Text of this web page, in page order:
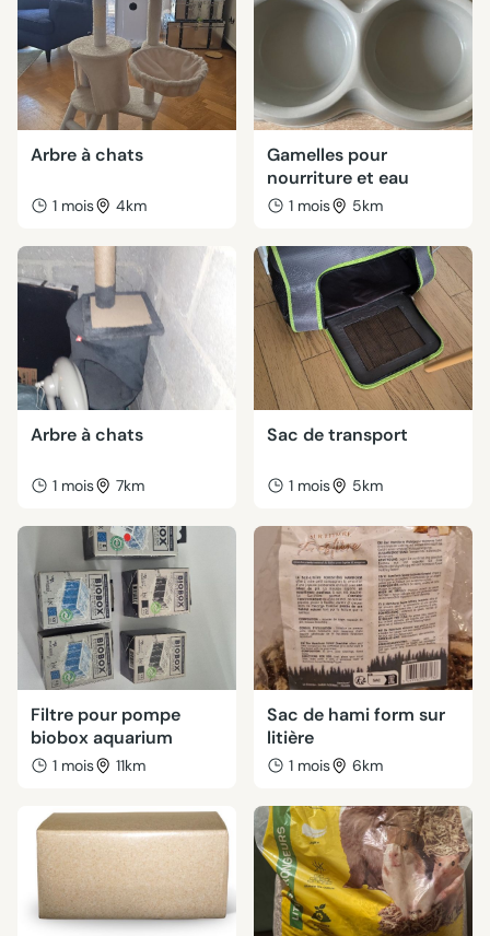
Arbre à chats
1 mois 4km
Gamelles pour
nourriture et eau
1 mois 5km
Arbre à chats
1 mois 7km
Sac de transport
1 mois 5km
Filtre pour pompe
biobox aquarium
1 mois 11km
Sac de hami form sur
litière
1 mois 6km